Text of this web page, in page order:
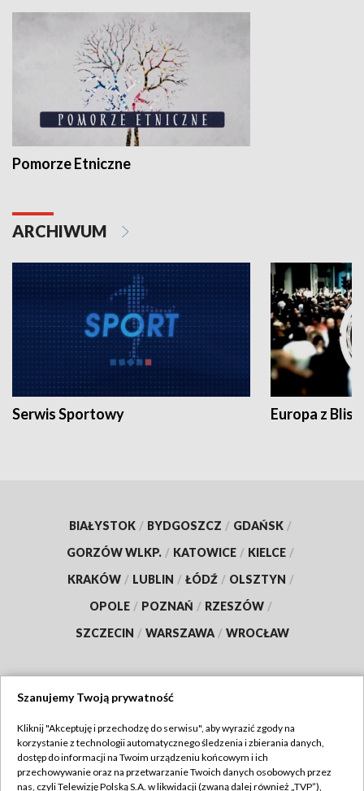
Pomorze Etniczne
ARCHIWUM
Serwis Sportowy Europa z
BIAŁYSTOK / BYDGOSZCZ / GDAŃSK /
GORZÓW WLKP. / KATOWICE / KIELCE /
KRAKÓW / LUBLIN / ŁÓDŹ / OLSZTYN /
OPOLE / POZNAŃ / RZESZÓW /
SZCZECIN / WARSZAWA / WROCŁAW
TVP
Abonament TVP
Regulamin TVP
Szanujemy Twoją prywatność
Kliknij "Akceptuję i przechodzę do serwisu", aby wyrazić zgody na
korzystanie z technologii automatycznego śledzenia i zbierania danych,
dostęp do informacji na Twoim urządzeniu końcowym i ich
przechowywanie oraz na przetwarzanie Twoich danych osobowych przez
nas, czyli Telewizję Polską S.A. w likwidacji (zwaną dalej również „TVP”),